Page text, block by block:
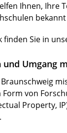
Ihnen, Ihre
finden Sie in
Umgang
von
Property,